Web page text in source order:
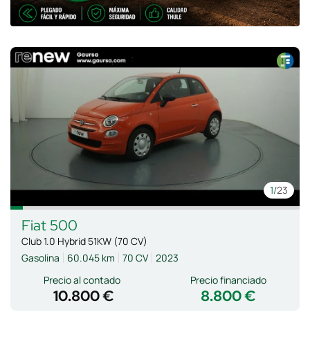
1/23
Fiat 500
Club 1.0 Hybrid 51KW (70 CV)
Gasolina
60.045 km 70 CV 2023
Precio al contado
10.800 € 8.800 €
Precio financiado